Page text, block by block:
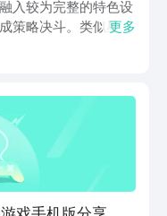
入较为完整的特色设
策略决斗。类似星际
这样的疑问，小编总
更多